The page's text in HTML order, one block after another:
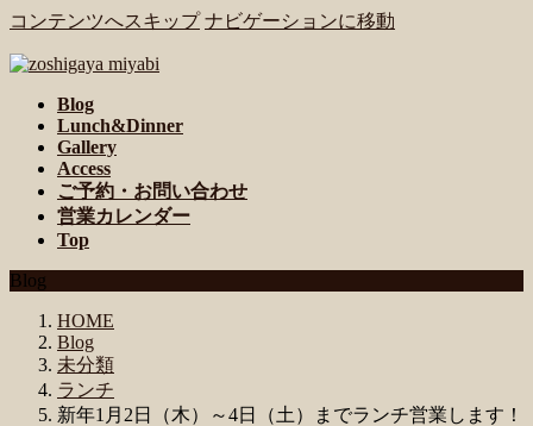
コンテンツへスキップ ナビゲーションに移動
Blog
Lunch&Dinner
Gallery
Access
ご予約・お問い合わせ
営業カレンダー
Top
Blog
HOME
Blog
未分類
ランチ
新年1月2日（木）～4日（土）までランチ営業します！